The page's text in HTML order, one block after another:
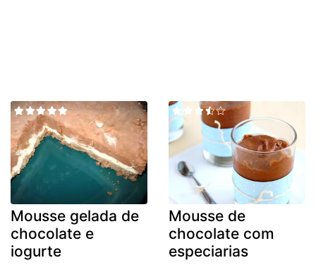
Mousse gelada de
chocolate e
iogurte
Mousse de
chocolate com
especiarias